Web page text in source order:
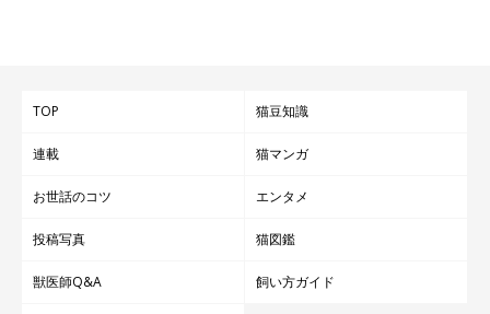
TOP 猫豆知識
連載 猫マンガ
お世話のコツ エンタメ
投稿写真 猫図鑑
獣医師Q&A 飼い方ガイド